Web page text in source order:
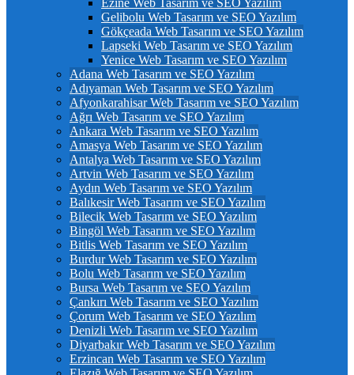
Ezine Web Tasarım ve SEO Yazılım
Gelibolu Web Tasarım ve SEO Yazılım
Gökçeada Web Tasarım ve SEO Yazılım
Lapseki Web Tasarım ve SEO Yazılım
Yenice Web Tasarım ve SEO Yazılım
Adana Web Tasarım ve SEO Yazılım
Adıyaman Web Tasarım ve SEO Yazılım
Afyonkarahisar Web Tasarım ve SEO Yazılım
Ağrı Web Tasarım ve SEO Yazılım
Ankara Web Tasarım ve SEO Yazılım
Amasya Web Tasarım ve SEO Yazılım
Antalya Web Tasarım ve SEO Yazılım
Artvin Web Tasarım ve SEO Yazılım
Aydın Web Tasarım ve SEO Yazılım
Balıkesir Web Tasarım ve SEO Yazılım
Bilecik Web Tasarım ve SEO Yazılım
Bingöl Web Tasarım ve SEO Yazılım
Bitlis Web Tasarım ve SEO Yazılım
Burdur Web Tasarım ve SEO Yazılım
Bolu Web Tasarım ve SEO Yazılım
Bursa Web Tasarım ve SEO Yazılım
Çankırı Web Tasarım ve SEO Yazılım
Çorum Web Tasarım ve SEO Yazılım
Denizli Web Tasarım ve SEO Yazılım
Diyarbakır Web Tasarım ve SEO Yazılım
Erzincan Web Tasarım ve SEO Yazılım